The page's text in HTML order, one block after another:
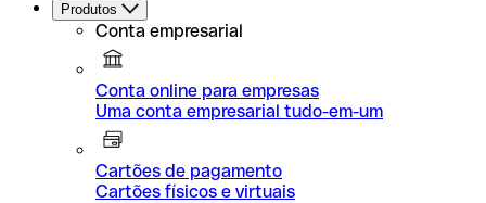
Produtos
Conta empresarial
Conta online para empresas
Uma conta empresarial tudo-em-um
Cartões de pagamento
Cartões físicos e virtuais